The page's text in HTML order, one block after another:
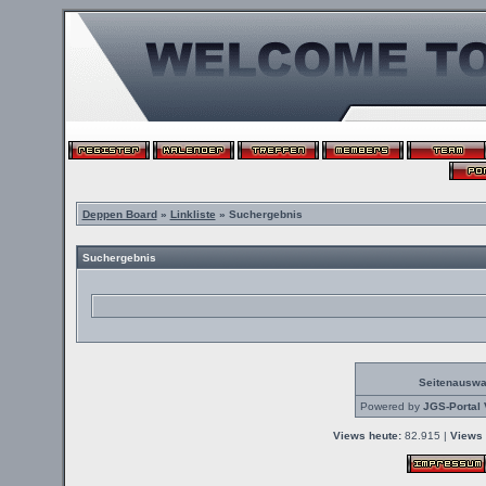
Deppen Board» Linkliste » Suchergebnis
Suchergebnis
Powered by JGS-Portal
Views heute: 82.915 | Views